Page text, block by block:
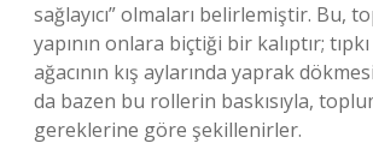
sağlayıcı” olmaları belirlemiştir. Bu,
yapının onlara biçtiği bir kalıptır;
ağacının kış aylarında yaprak
da bazen bu rollerin baskısıyla,
gereklerine göre şekillenirler.